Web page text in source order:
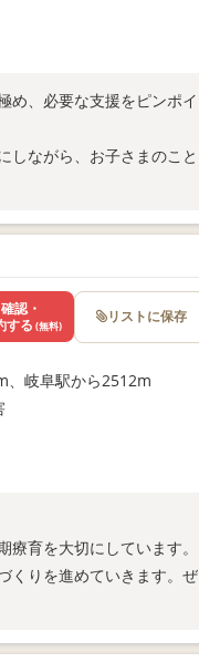
め、必要な支援をピンポイ
しながら、お子さまのこと
、岐阜駅から2512m
育を大切にしています。
くりを進めていきます。ぜ
認・
する (無料) リストに保存